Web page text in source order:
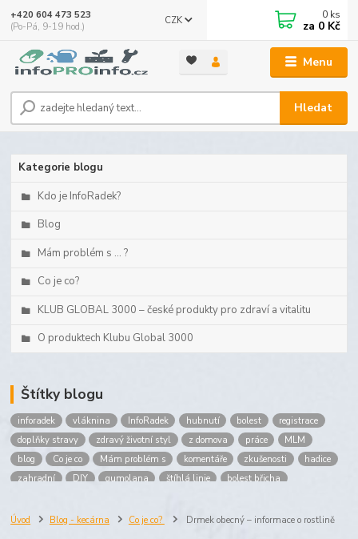
Menu
CZK
Hledat
+420 604 473 523
(Po-Pá, 9-19 hod.)
0 ks
za 0 Kč
Kategorie blogu
Kdo je InfoRadek?
Blog
Mám problém s ... ?
Co je co?
KLUB GLOBAL 3000 – české produkty pro zdraví a vitalitu
O produktech Klubu Global 3000
Štítky blogu
inforadek vláknina InfoRadek hubnutí bolest
registrace
doplňky stravy
zdravý životní styl z domova práce
MLM
blog
Co je co Mám problém s komentáře zkušenosti
hadice
zahradní
DIY gumolana štíhlá linie
bolest břicha
Prokloub
Vláknina spolupráce body peníze
brigáda
Úvod Blog - kecárna Co je co? Drmek obecný – informace o rostlině